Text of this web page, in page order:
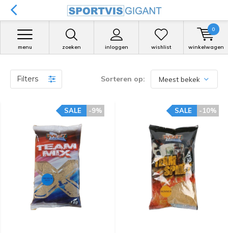
zoeken inloggen
menu wishlist winkelwagen
0
Filters Sorteren op:
-9%
SALE -10%
SALE